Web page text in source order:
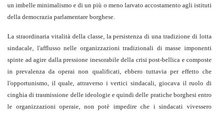
un imbelle minimalismo e di un più o meno larvato accostamento agli istituti
della democrazia parlamentare borghese.
La straordinaria vitalità della classe, la persistenza di una tradizione di lotta
sindacale, l'afflusso nelle organizzazioni tradizionali di masse imponenti
spinte ad agire dalla pressione inesorabile della crisi post-bellica e composte
in prevalenza da operai non qualificati, ebbero tuttavia per effetto che
l'opportunismo, il quale, attraverso i vertici sindacali, giocava il ruolo di
cinghia di trasmissione delle ideologie e quindi delle pratiche borghesi entro
le organizzazioni operaie, non potè impedire che i sindacati vivessero